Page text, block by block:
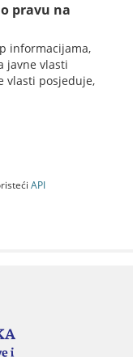
pravu na
informacijama,
javne vlasti
vlasti posjeduje,
API